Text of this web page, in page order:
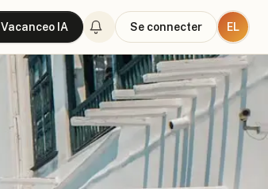
Vacanceo IA Se connecter EL